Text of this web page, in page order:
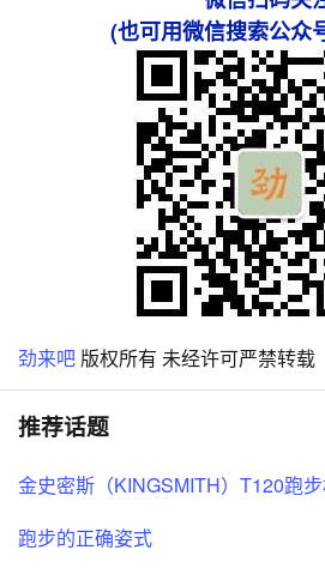
(也可用微信搜索公众
劲来吧 版权所有 未经许可严禁转载
推荐话题
金史密斯（KINGSMITH）T120跑
跑步的正确姿式